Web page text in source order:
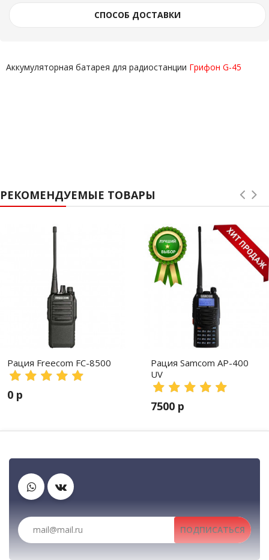
СПОСОБ ДОСТАВКИ
Аккумуляторная батарея для радиостанции Грифон G-45
РЕКОМЕНДУЕМЫЕ ТОВАРЫ
Рация Freecom FC-8500
0 р
Рация Samcom AP-400
UV
7500 р
Рации, радиостанции, рации для охоты и рыбалки, портативные
Клипсы
Зарядные устройства ПОДПИСАТЬСЯ